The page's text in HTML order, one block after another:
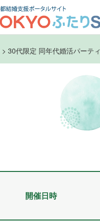
> 30代限定 同年代婚活パーティ
開催日時